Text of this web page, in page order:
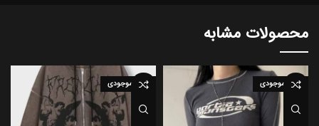
محصولات مشابه
اتمام موجودی اتمام موجودی